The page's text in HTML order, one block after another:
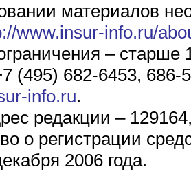
материалов
www.insur-info.ru/
– старше
(495) 682-6453, 686-
info.ru.
редакции –
о регистрации
2006 года.